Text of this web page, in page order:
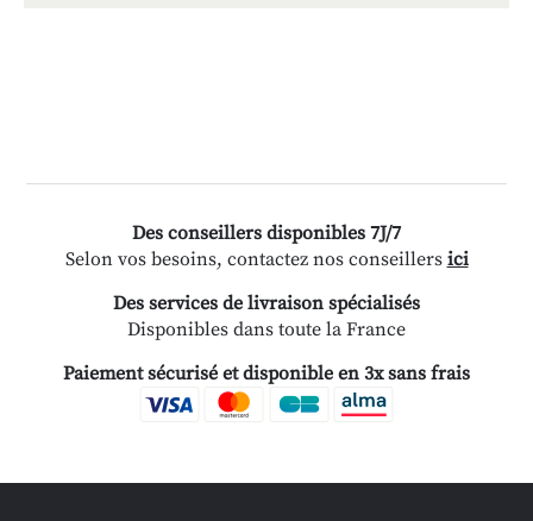
Des conseillers disponibles 7J/7
Selon vos besoins, contactez nos conseillers ici
Des services de livraison spécialisés
Disponibles dans toute la France
Paiement sécurisé et disponible en 3x sans frais